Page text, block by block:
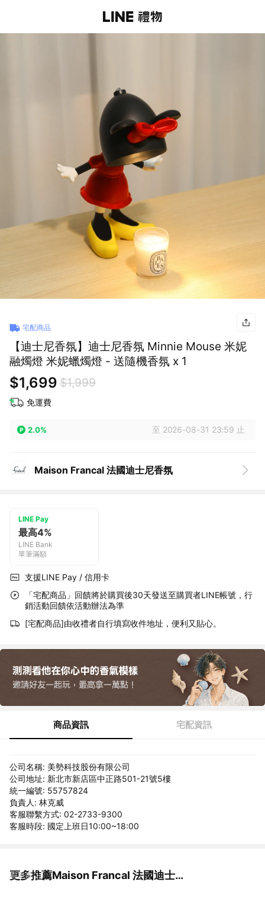
宅配商品
【迪士尼香氛】迪士尼香氛 Minnie Mouse 米妮
融燭燈 米妮蠟燭燈 - 送隨機香氛 x 1
$1,699 $1,999
免運費
2.0% 至 2026-08-31 23:59 止
Maison Francal 法國迪士尼香氛
LINE Pay
最高4%
LINE Bank
單筆滿額
支援LINE Pay / 信用卡
「宅配商品」回饋將於購買後30天發送至購買者LINE帳號，行
銷活動回饋依活動辦法為準
[宅配商品]由收禮者自行填寫收件地址，便利又貼心。
商品資訊 宅配資訊
公司名稱: 美勢科技股份有限公司
公司地址: 新北市新店區中正路501-21號5樓
統一編號: 55757824
負責人: 林克威
客服聯繫方式: 02-2733-9300
客服時段: 國定上班日10:00~18:00
更多推薦Maison Francal 法國迪士尼香氛
看更多